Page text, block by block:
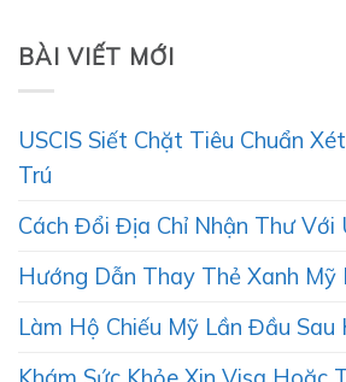
BÀI VIẾT MỚI
USCIS Siết Chặt Tiêu Chuẩn
Trú
Cách Đổi Địa Chỉ Nhận Thư Với
Hướng Dẫn Thay Thẻ Xanh Mỹ
Làm Hộ Chiếu Mỹ Lần Đầu Sau